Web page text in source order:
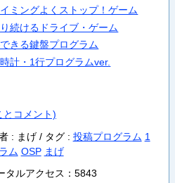
ミングよくストップ！ゲーム
続けるドライブ・ゲーム
きる鍵盤プログラム
計・1行プログラムver.
とコメント)
: まげ / タグ : 投稿プログラム 1
ム OSP まげ
ルアクセス：5843